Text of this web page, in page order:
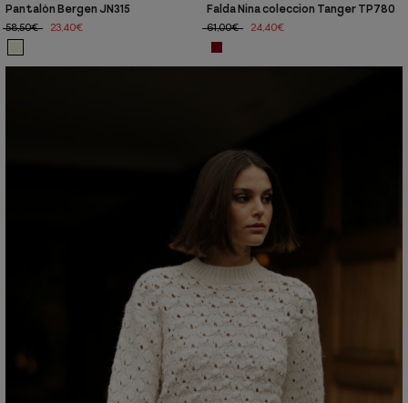
Pantalón Bergen JN315
58,50€
23,40€
Falda Nina coleccion Tanger TP780
61,00€
24,40€